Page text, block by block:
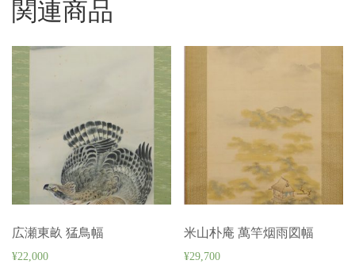
関連商品
広瀬東畝 猛鳥幅
¥22,000
米山朴庵 萬竿烟雨図幅
¥29,700